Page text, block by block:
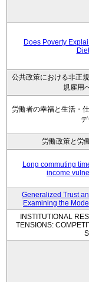
Does Poverty
公共政策における非正
規雇用
労働者の幸福と生活・
労働政策と労
Long commuting
income
Generalized Trust
Examining the
INSTITUTIONAL
TENSIONS: